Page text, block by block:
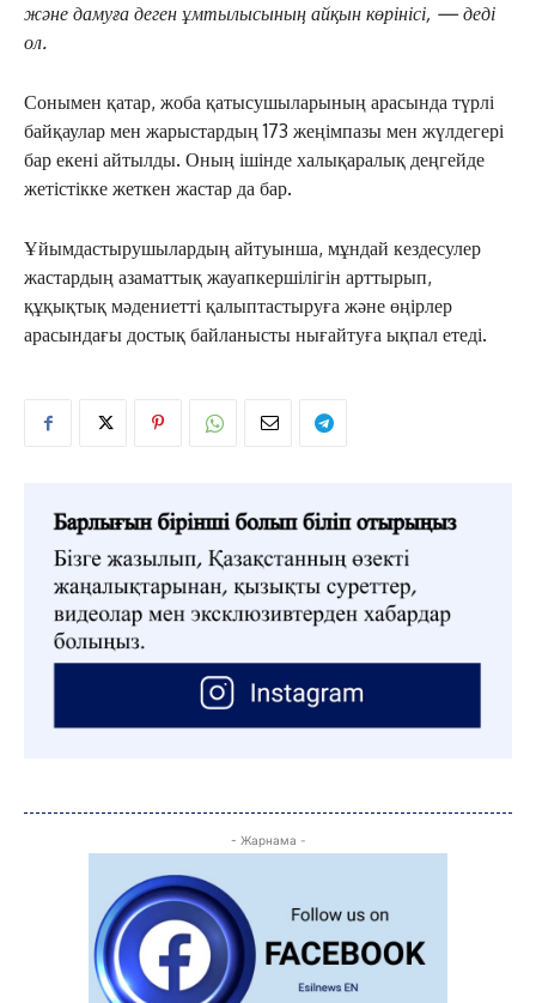
ЖАҢАЛЫҚТАР
ОҚИҒА
КӨЗҚАРАС
және дамуға деген ұмтылысының айқын көрінісі, — деді
ол.
Сонымен қатар, жоба қатысушыларының арасында түрлі
байқаулар мен жарыстардың 173 жеңімпазы мен жүлдегері
бар екені айтылды. Оның ішінде халықаралық деңгейде
жетістікке жеткен жастар да бар.
Ұйымдастырушылардың айтуынша, мұндай кездесулер
жастардың азаматтық жауапкершілігін арттырып,
құқықтық мәдениетті қалыптастыруға және өңірлер
арасындағы достық байланысты нығайтуға ықпал етеді.
- Жарнама -